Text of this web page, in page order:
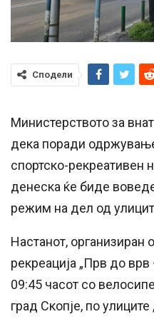
Сподели
Министерството за
дека поради
спортско-рекреативен
денеска ќе биде
режим на дел од
Настанот, организиран
рекреација „Прв до
09:45 часот со
град Скопје, по